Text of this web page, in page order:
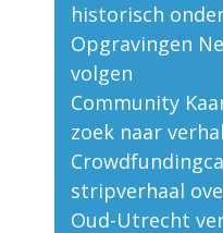
historisch
Opgravingen
volgen
Community
zoek naar
stripverhaal
Oud-Utrecht